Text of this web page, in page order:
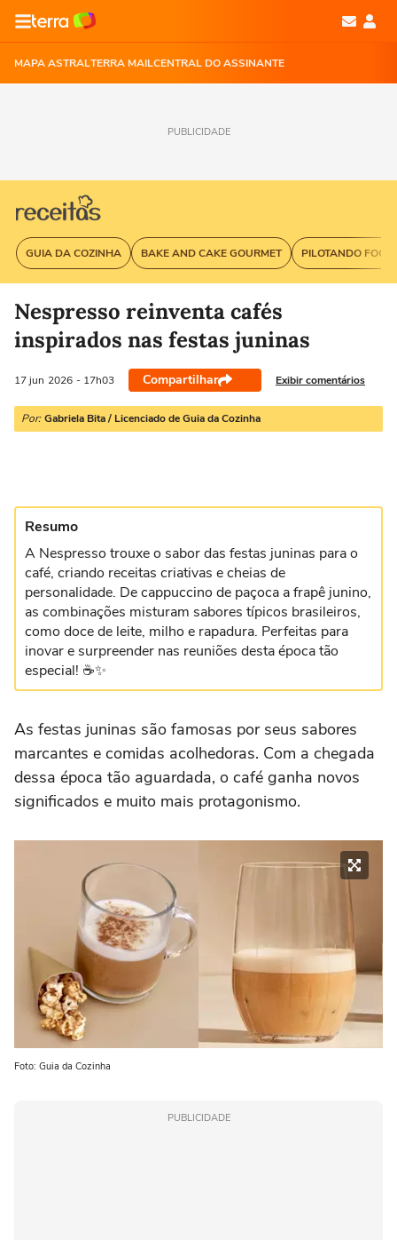
MAPA ASTRALTERRA MAILCENTRAL DO ASSINANTE
PUBLICIDADE
GUIA DA COZINHA BAKE AND CAKE GOURMET PILOTANDO
Nespresso reinventa cafés
inspirados nas festas juninas
17 jun 2026 - 17h03 Compartilhar Exibir comentários
Por: Gabriela Bita / Licenciado de Guia da Cozinha
Resumo
A Nespresso trouxe o sabor das festas juninas para o
café, criando receitas criativas e cheias de
personalidade. De cappuccino de paçoca a frapê junino,
as combinações misturam sabores típicos brasileiros,
como doce de leite, milho e rapadura. Perfeitas para
inovar e surpreender nas reuniões desta época tão
especial! ☕✨
As festas juninas são famosas por seus sabores
marcantes e comidas acolhedoras. Com a chegada
dessa época tão aguardada, o café ganha novos
significados e muito mais protagonismo.
Foto: Guia da Cozinha
PUBLICIDADE